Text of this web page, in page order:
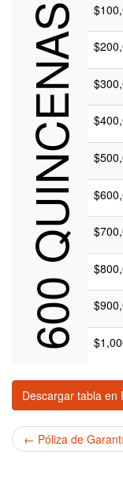
600 QUINCENAS
Descargar tabla en
← Póliza de